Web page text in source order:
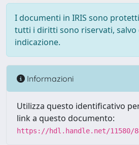
I documenti in IRIS sono
tutti i diritti sono riservati, salvo
indicazione.
Informazioni
Utilizza questo identificativo
link a questo documento:
https://hdl.handle.net/11580/